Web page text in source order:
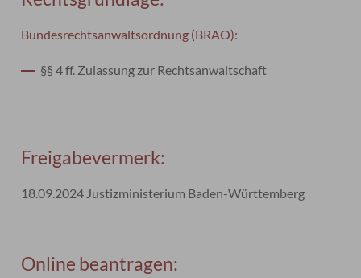
Bundesrechtsanwaltsordnung (BRAO):
§§ 4 ff. Zulassung zur Rechtsanwaltschaft
Freigabevermerk:
18.09.2024 Justizministerium Baden-Württemberg
Online beantragen: